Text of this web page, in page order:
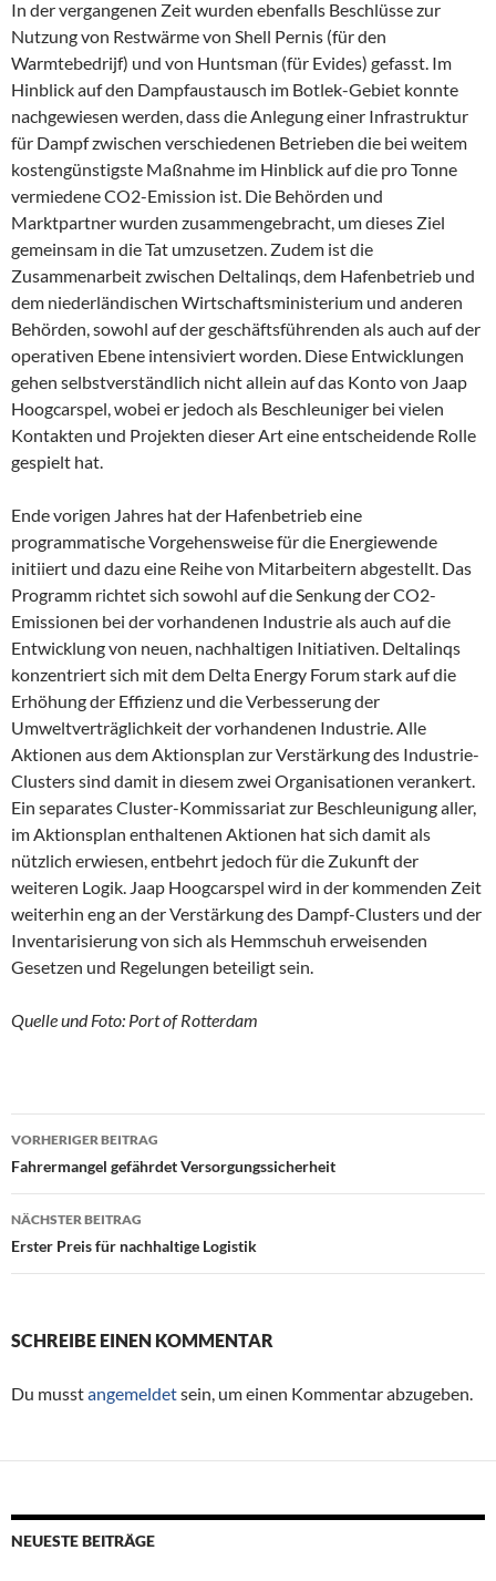
In der vergangenen Zeit wurden ebenfalls Beschlüsse zur
Nutzung von Restwärme von Shell Pernis (für den
Warmtebedrijf) und von Huntsman (für Evides) gefasst. Im
Hinblick auf den Dampfaustausch im Botlek-Gebiet konnte
nachgewiesen werden, dass die Anlegung einer Infrastruktur
für Dampf zwischen verschiedenen Betrieben die bei weitem
kostengünstigste Maßnahme im Hinblick auf die pro Tonne
vermiedene CO2-Emission ist. Die Behörden und
Marktpartner wurden zusammengebracht, um dieses Ziel
gemeinsam in die Tat umzusetzen. Zudem ist die
Zusammenarbeit zwischen Deltalinqs, dem Hafenbetrieb und
dem niederländischen Wirtschaftsministerium und anderen
Behörden, sowohl auf der geschäftsführenden als auch auf der
operativen Ebene intensiviert worden. Diese Entwicklungen
gehen selbstverständlich nicht allein auf das Konto von Jaap
Hoogcarspel, wobei er jedoch als Beschleuniger bei vielen
Kontakten und Projekten dieser Art eine entscheidende Rolle
gespielt hat.
Ende vorigen Jahres hat der Hafenbetrieb eine
programmatische Vorgehensweise für die Energiewende
initiiert und dazu eine Reihe von Mitarbeitern abgestellt. Das
Programm richtet sich sowohl auf die Senkung der CO2-
Emissionen bei der vorhandenen Industrie als auch auf die
Entwicklung von neuen, nachhaltigen Initiativen. Deltalinqs
konzentriert sich mit dem Delta Energy Forum stark auf die
Erhöhung der Effizienz und die Verbesserung der
Umweltverträglichkeit der vorhandenen Industrie. Alle
Aktionen aus dem Aktionsplan zur Verstärkung des Industrie-
Clusters sind damit in diesem zwei Organisationen verankert.
Ein separates Cluster-Kommissariat zur Beschleunigung aller,
im Aktionsplan enthaltenen Aktionen hat sich damit als
nützlich erwiesen, entbehrt jedoch für die Zukunft der
weiteren Logik. Jaap Hoogcarspel wird in der kommenden Zeit
weiterhin eng an der Verstärkung des Dampf-Clusters und der
Inventarisierung von sich als Hemmschuh erweisenden
Gesetzen und Regelungen beteiligt sein.
Quelle und Foto: Port of Rotterdam
Beitragsnavigation
VORHERIGER BEITRAG
Fahrermangel gefährdet Versorgungssicherheit
NÄCHSTER BEITRAG
Erster Preis für nachhaltige Logistik
SCHREIBE EINEN KOMMENTAR
Du musstangemeldetsein, um einen Kommentar abzugeben.
NEUESTE BEITRÄGE